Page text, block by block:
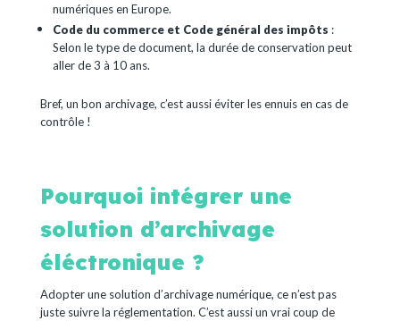
numériques en Europe.
Code du commerce et Code général des impôts :
Selon le type de document, la durée de conservation peut
aller de 3 à 10 ans.
Bref, un bon archivage, c’est aussi éviter les ennuis en cas de
contrôle !
Pourquoi intégrer une
solution d’archivage
éléctronique ?
Adopter une solution d’archivage numérique, ce n’est pas
juste suivre la réglementation. C’est aussi un vrai coup de